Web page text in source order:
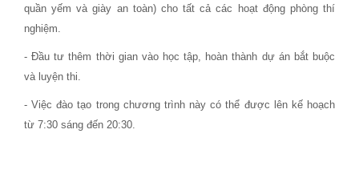
quần yếm và giày an toàn) cho tất cả các hoạt động phòng thí
nghiệm.
- Đầu tư thêm thời gian vào học tập, hoàn thành dự án bắt buộc
và luyện thi.
- Việc đào tạo trong chương trình này có thể được lên kế hoạch
từ 7:30 sáng đến 20:30.